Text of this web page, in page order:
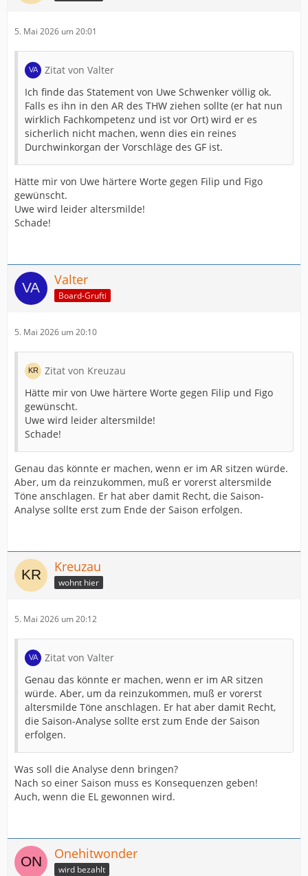
5. Mai 2026 um 20:01
Zitat von Valter
Ich finde das Statement von Uwe Schwenker völlig ok.
Falls es ihn in den AR des THW ziehen sollte (er hat nun
wirklich Fachkompetenz und ist vor Ort) wird er es
sicherlich nicht machen, wenn dies ein reines
Durchwinkorgan der Vorschläge des GF ist.
Hätte mir von Uwe härtere Worte gegen Filip und Figo
gewünscht.
Uwe wird leider altersmilde!
Schade!
Valter
Board-Grufti
5. Mai 2026 um 20:10
Zitat von Kreuzau
Hätte mir von Uwe härtere Worte gegen Filip und Figo
gewünscht.
Uwe wird leider altersmilde!
Schade!
Genau das könnte er machen, wenn er im AR sitzen würde.
Aber, um da reinzukommen, muß er vorerst altersmilde
Töne anschlagen. Er hat aber damit Recht, die Saison-
Analyse sollte erst zum Ende der Saison erfolgen.
Kreuzau
wohnt hier
5. Mai 2026 um 20:12
Zitat von Valter
Genau das könnte er machen, wenn er im AR sitzen
würde. Aber, um da reinzukommen, muß er vorerst
altersmilde Töne anschlagen. Er hat aber damit Recht,
die Saison-Analyse sollte erst zum Ende der Saison
erfolgen.
Was soll die Analyse denn bringen?
Nach so einer Saison muss es Konsequenzen geben!
Auch, wenn die EL gewonnen wird.
Onehitwonder
wird bezahlt